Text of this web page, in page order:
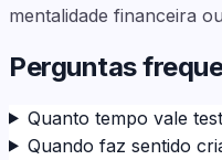
mentalidade financeira
Perguntas
Quanto tempo vale
Quando faz sentido